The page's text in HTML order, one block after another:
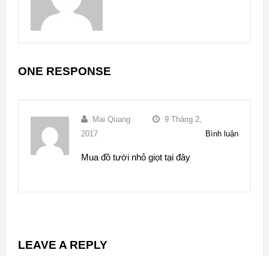
ONE RESPONSE
Mai Quang
9 Tháng 2,
2017
Bình luận
Mua đồ tưới nhỏ giọt tại đây
LEAVE A REPLY